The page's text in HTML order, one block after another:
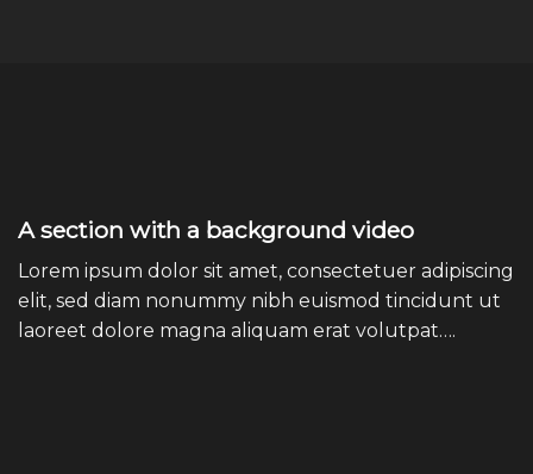
A section with a background video
Lorem ipsum dolor sit amet, consectetuer adipiscing
elit, sed diam nonummy nibh euismod tincidunt ut
laoreet dolore magna aliquam erat volutpat….